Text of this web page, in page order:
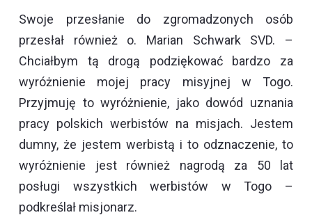
Swoje przesłanie do zgromadzonych osób
przesłał również o. Marian Schwark SVD. –
Chciałbym tą drogą podziękować bardzo za
wyróżnienie mojej pracy misyjnej w Togo.
Przyjmuję to wyróżnienie, jako dowód uznania
pracy polskich werbistów na misjach. Jestem
dumny, że jestem werbistą i to odznaczenie, to
wyróżnienie jest również nagrodą za 50 lat
posługi wszystkich werbistów w Togo –
podkreślał misjonarz.